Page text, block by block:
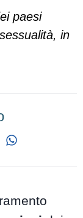
paesi
in